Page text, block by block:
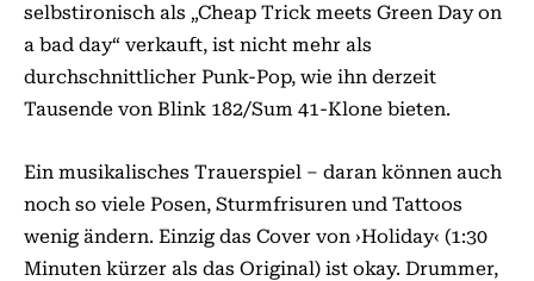
selbstironisch als „Cheap Trick meets Green Day on
a bad day“ verkauft, ist nicht mehr als
durchschnittlicher Punk-Pop, wie ihn derzeit
Tausende von Blink 182/Sum 41-Klone bieten.
Ein musikalisches Trauerspiel – daran können auch
noch so viele Posen, Sturmfrisuren und Tattoos
wenig ändern. Einzig das Cover von ›Holiday‹ (1:30
Minuten kürzer als das Original) ist okay. Drummer,